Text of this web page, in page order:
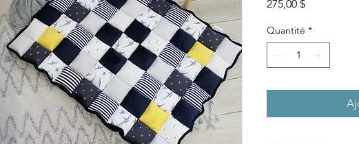
275,00 $Prix
Quantité *